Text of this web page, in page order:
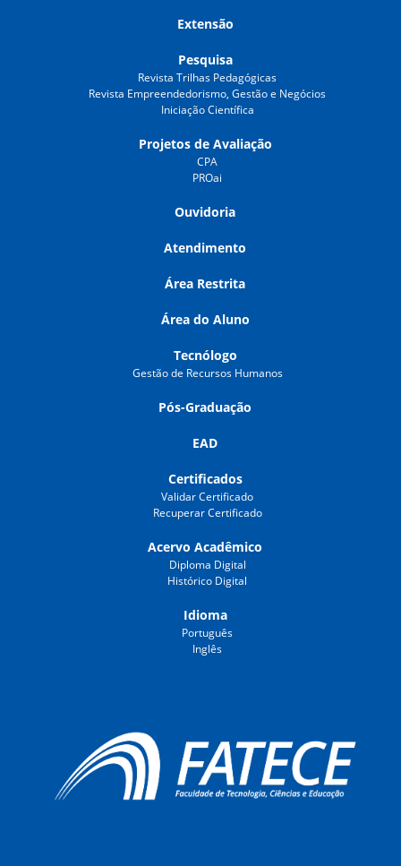
Extensão
Pesquisa
Revista Trilhas Pedagógicas
Revista Empreendedorismo, Gestão e Negócios
Iniciação Científica
Projetos de Avaliação
CPA
PROai
Ouvidoria
Atendimento
Área Restrita
Área do Aluno
Tecnólogo
Gestão de Recursos Humanos
Pós-Graduação
EAD
Certificados
Validar Certificado
Recuperar Certificado
Acervo Acadêmico
Diploma Digital
Histórico Digital
Idioma
Português
Inglês